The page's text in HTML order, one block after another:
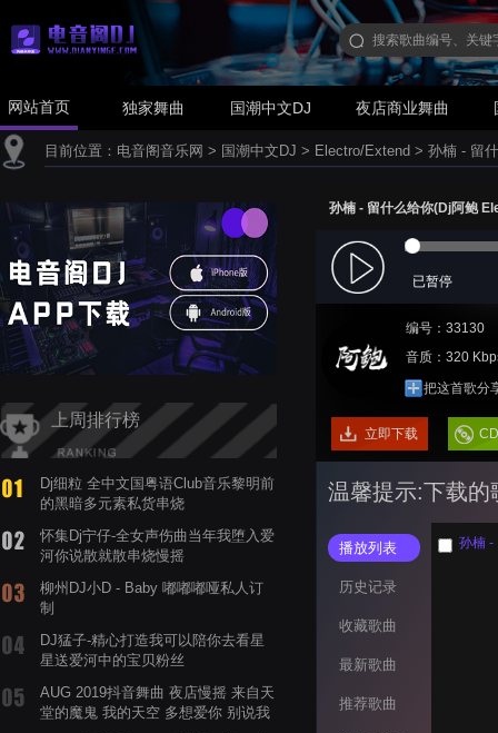
网站首页 独家舞曲 国潮中文DJ 夜店商业舞曲
目前位置： 电音阁音乐网 > 国潮中文DJ > Electro/Extend > 孙楠 - 留
上周排行榜
Dj细粒 全中文国粤语Club音乐黎明前
的黑暗多元素私货串烧
怀集Dj宁仔-全女声伤曲当年我堕入爱
河你说散就散串烧慢摇
柳州DJ小D - Baby 嘟嘟嘟哑私人订
制
DJ猛子-精心打造我可以陪你去看星
星送爱河中的宝贝粉丝
AUG 2019抖音舞曲 夜店慢摇 来自天
堂的魔鬼 我的天空 多想爱你 别说我
孙楠 - 留什么给你(Dj阿鲍
已暂停
编号：33130
音质：320
把这首歌分
立即下载
温馨提示:下载的
播放列表
历史记录
收藏歌曲
最新歌曲
推荐歌曲
孙楠 -